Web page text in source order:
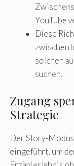
YouTube
Diese
zwischen
solchen
suchen.
Zugang
Strategie
Der Story-
eingeführt, um